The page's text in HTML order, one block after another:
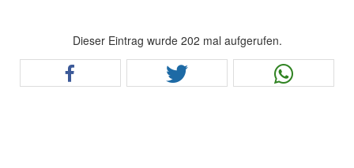
Dieser Eintrag wurde 202 mal aufgerufen.